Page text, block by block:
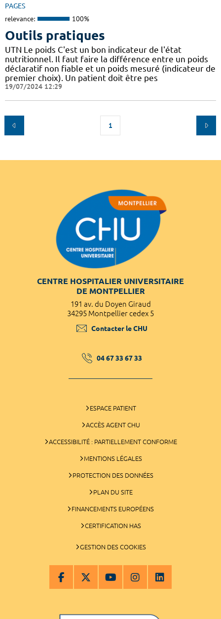
PAGES
relevance: 100%
Outils pratiques
UTN Le poids C'est un bon indicateur de l'état
nutritionnel. Il faut faire la différence entre un poids
déclaratif non fiable et un poids mesuré (indicateur de
premier choix). Un patient doit être pes
19/07/2024 12:29
1
CENTRE HOSPITALIER UNIVERSITAIRE
DE MONTPELLIER
191 av. du Doyen Giraud
34295 Montpellier cedex 5
Contacter le CHU
04 67 33 67 33
ESPACE PATIENT
ACCÈS AGENT CHU
ACCESSIBILITÉ : PARTIELLEMENT CONFORME
MENTIONS LÉGALES
PROTECTION DES DONNÉES
PLAN DU SITE
FINANCEMENTS EUROPÉENS
CERTIFICATION HAS
GESTION DES COOKIES